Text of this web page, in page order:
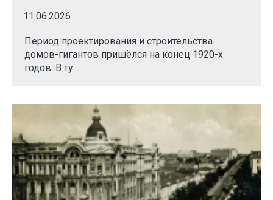
11.06.2026
Период проектирования и строительства
домов-гигантов пришёлся на конец 1920-х
годов. В ту...